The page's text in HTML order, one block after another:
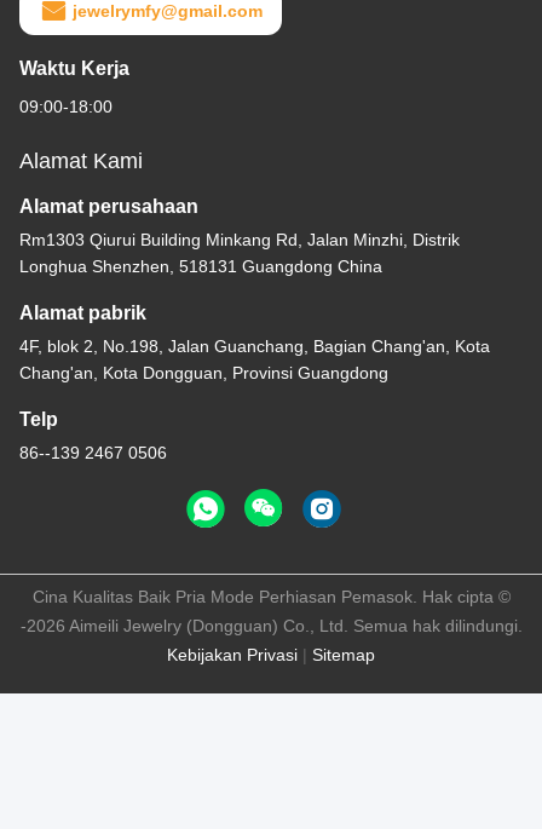
jewelrymfy@gmail.com
Waktu Kerja
09:00-18:00
Alamat Kami
Alamat perusahaan
Rm1303 Qiurui Building Minkang Rd, Jalan Minzhi, Distrik
Longhua Shenzhen, 518131 Guangdong China
Alamat pabrik
4F, blok 2, No.198, Jalan Guanchang, Bagian Chang'an, Kota
Chang'an, Kota Dongguan, Provinsi Guangdong
Telp
86--139 2467 0506
Kebijakan Privasi | Sitemap
Cina Kualitas Baik Pria Mode Perhiasan Pemasok. Hak cipta ©
-2026 Aimeili Jewelry (Dongguan) Co., Ltd. Semua hak dilindungi.